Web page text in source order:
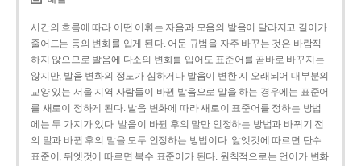
시간의 흐름에 따라 어떤 어휘는 자음과 모음의 발음이 달라지고 길이가
줄어드는 등의 변화를 입게 된다. 어문 규범을 자주 바꾸는 것은 바람직
하지 않으므로 발음에 다소의 변화를 입어도 표준어를 곧바로 바꾸지는
않지만, 발음 변화의 정도가 심하거나 발음이 변한 지 오래되어 대부분의
교양 있는 서울 지역 사람들이 바뀐 발음으로 말을 하는 경우에는 표준어
를 새로이 정하게 된다. 발음 변화에 따라 새로이 표준어를 정하는 방법
에는 두 가지가 있다. 발음이 바뀐 후의 말만 인정하는 방법과 바뀌기 전
의 말과 바뀐 후의 말을 모두 인정하는 방법이다. 앞엣것에 따르면 단수
표준어, 뒤엣것에 따르면 복수 표준어가 된다. 원칙적으로는 언어가 변화